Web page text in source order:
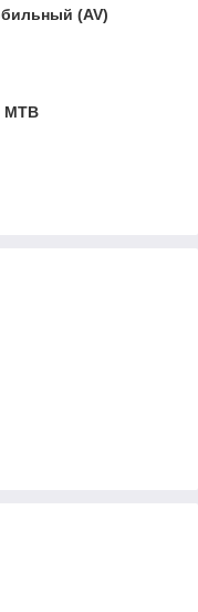
(AV)